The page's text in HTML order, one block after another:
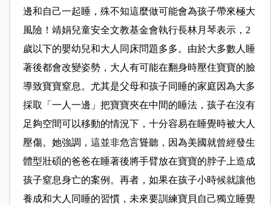
邊和自己一起睡，殊不知這麼做可能會為孩子帶來極大
風險！靖娟兒童安全文教基金會執行長林月琴表示，2
歲以下的嬰幼兒和大人同床問題多多。由於大多數人睡
著後都會改變姿勢，大人有可能在翻身時壓住寶寶的臉
導致寶寶窒息。尤其是父母和孩子同睡的家庭因為大多
採取「一人一邊」把寶寶夾在中間的睡法，孩子在沒有
足夠空間可以移動的情況下，十分容易在睡覺時被大人
壓傷。她強調，這並非危言聳聽，因為美國就曾經發生
體型壯碩的爸爸在睡著後將手臂放在寶寶的脖子上造成
孩子窒息身亡的案例。再者，如果在孩子小時候就讓他
養成和大人同睡的習慣，未來要訓練寶貝自己獨立睡覺